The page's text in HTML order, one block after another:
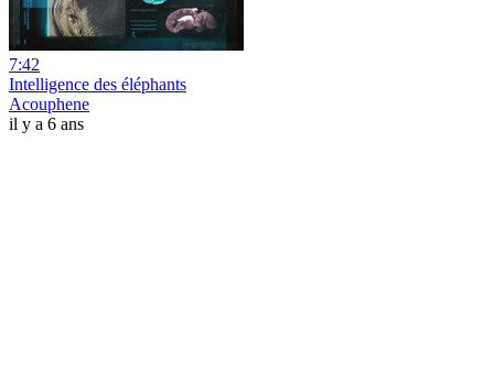
7:42
Intelligence des éléphants
Acouphene
il y a 6 ans